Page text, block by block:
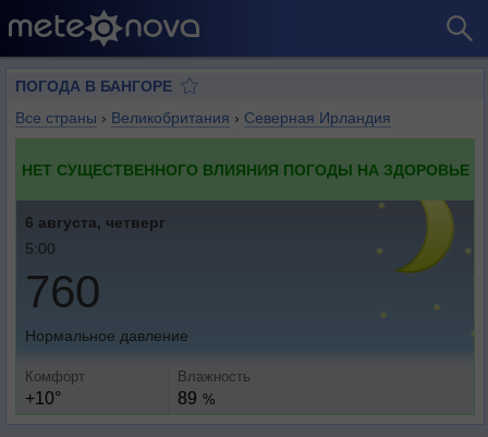
ПОГОДА В БАНГОРЕ
Все страны › Великобритания › Северная Ирландия
НЕТ СУЩЕСТВЕННОГО ВЛИЯНИЯ ПОГОДЫ НА ЗДОРОВЬЕ
6 августа, четверг
5:00
760
Нормальное давление
Комфорт
+10°
Влажность
89 %